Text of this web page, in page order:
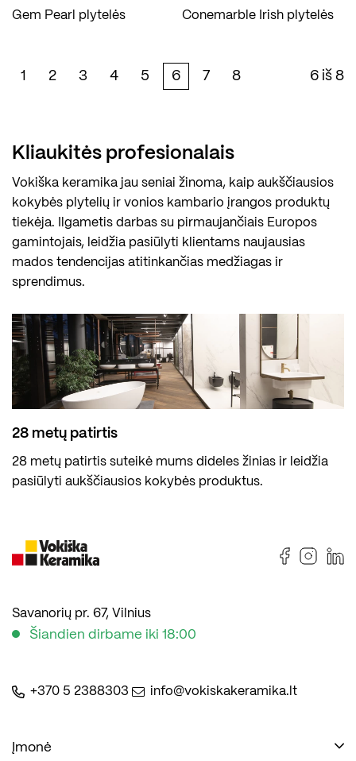
Gem Pearl plytelės Conemarble Irish plytelės
1 2 3 4 5 6 7 8 6 iš 8
Kliaukitės profesionalais
Vokiška keramika jau seniai žinoma, kaip aukščiausios
kokybės plytelių ir vonios kambario įrangos produktų
tiekėja. Ilgametis darbas su pirmaujančiais Europos
gamintojais, leidžia pasiūlyti klientams naujausias
mados tendencijas atitinkančias medžiagas ir
sprendimus.
28 metų patirtis
28 metų patirtis suteikė mums dideles žinias ir leidžia
pasiūlyti aukščiausios kokybės produktus.
Savanorių pr. 67, Vilnius
Šiandien dirbame iki 18:00
+370 5 2388303 info@vokiskakeramika.lt
Įmonė